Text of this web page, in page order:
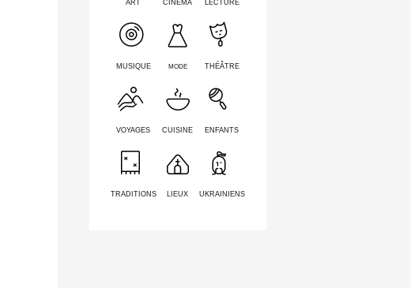
ART CINÉMA LECTURE
MUSIQUE MODE THÉÂTRE
VOYAGES CUISINE ENFANTS
TRADITIONS LIEUX UKRAINIENS